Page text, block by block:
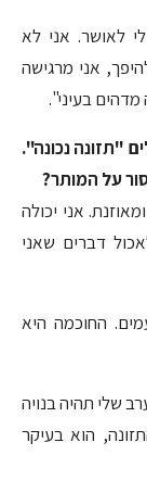
לאושר. אני לא
אני מרגישה
בעיני".
"תזונה נכונה".
על המותר?
אני יכולה
דברים שאני
החוכמה היא
שלי תהיה בנויה
הוא בעיקר